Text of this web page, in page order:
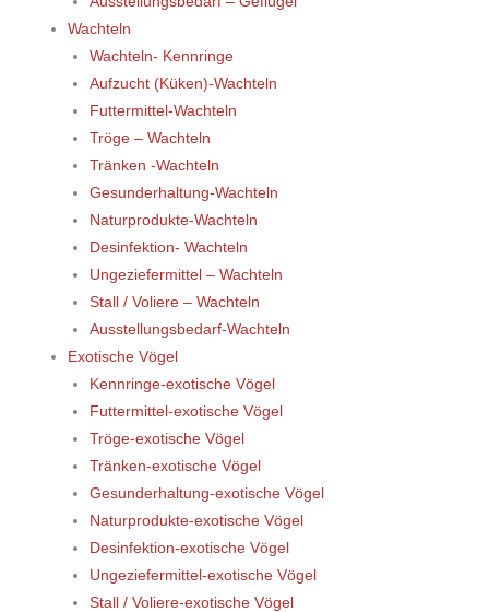
Wachteln
Wachteln- Kennringe
Aufzucht (Küken)-Wachteln
Futtermittel-Wachteln
Tröge – Wachteln
Tränken -Wachteln
Gesunderhaltung-Wachteln
Naturprodukte-Wachteln
Desinfektion- Wachteln
Ungeziefermittel – Wachteln
Stall / Voliere – Wachteln
Ausstellungsbedarf-Wachteln
Exotische Vögel
Kennringe-exotische Vögel
Futtermittel-exotische Vögel
Tröge-exotische Vögel
Tränken-exotische Vögel
Gesunderhaltung-exotische Vögel
Naturprodukte-exotische Vögel
Desinfektion-exotische Vögel
Ungeziefermittel-exotische Vögel
Stall / Voliere-exotische Vögel